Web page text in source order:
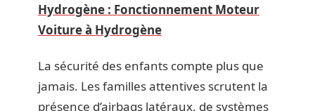
Hydrogène : Fonctionnement Moteur
Voiture à Hydrogène
La sécurité des enfants compte plus que
jamais. Les familles attentives scrutent la
présence d’airbags latéraux, de systèmes